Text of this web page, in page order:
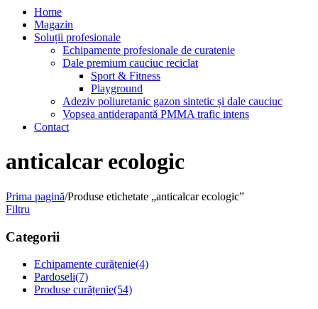
Home
Magazin
Soluții profesionale
Echipamente profesionale de curatenie
Dale premium cauciuc reciclat
Sport & Fitness
Playground
Adeziv poliuretanic gazon sintetic și dale cauciuc
Vopsea antiderapantă PMMA trafic intens
Contact
anticalcar ecologic
Prima pagină/Produse etichetate „anticalcar ecologic”
Filtru
Categorii
Echipamente curățenie(4)
Pardoseli(7)
Produse curățenie(54)